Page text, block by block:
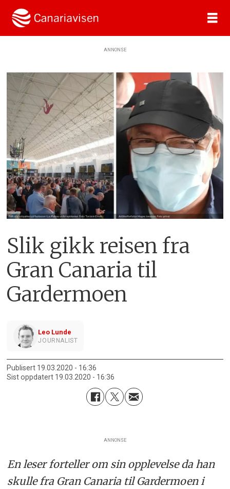
ANNONSE
Slik gikk reisen fra
Gran Canaria til
Gardermoen
Leo Lunde
JOURNALIST
Publisert
19.03.2020 - 16:36
Sist oppdatert
19.03.2020 - 16:36
ANNONSE
En leser forteller om sin opplevelse da han
skulle fra Gran Canaria til Gardermoen i